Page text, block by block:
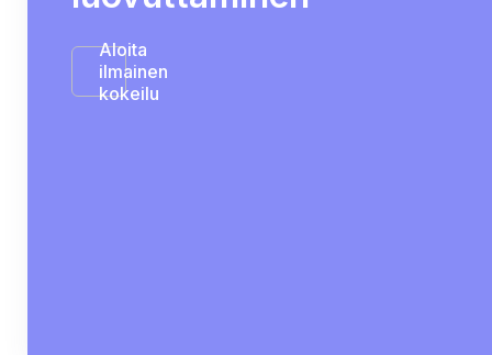
Aloita
ilmainen
kokeilu